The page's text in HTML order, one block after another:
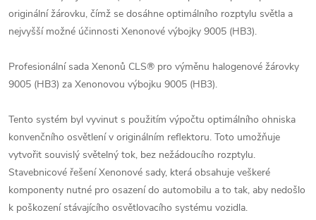
originální žárovku, čímž se dosáhne optimálního rozptylu světla a
nejvyšší možné účinnosti Xenonové výbojky 9005 (HB3).
Profesionální sada Xenonů CLS® pro výměnu halogenové žárovky
9005 (HB3) za Xenonovou výbojku 9005 (HB3).
Tento systém byl vyvinut s použitím výpočtu optimálního ohniska
konvenčního osvětlení v originálním reflektoru. Toto umožňuje
vytvořit souvislý světelný tok, bez nežádoucího rozptylu.
Stavebnicové řešení Xenonové sady, která obsahuje veškeré
komponenty nutné pro osazení do automobilu a to tak, aby nedošlo
k poškození stávajícího osvětlovacího systému vozidla.